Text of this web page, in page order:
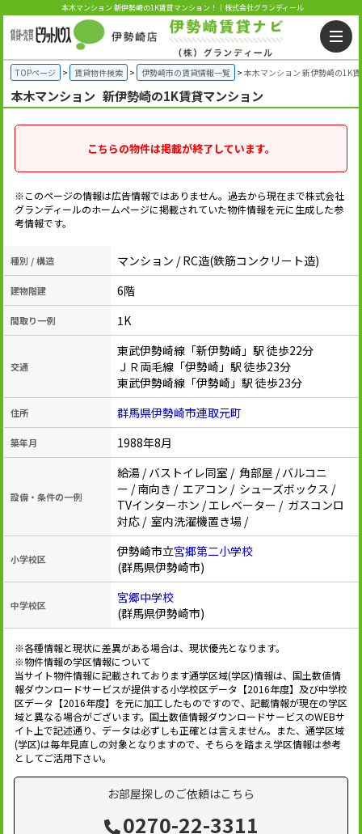
本木マンション 新伊勢崎の1K賃貸マンション！｜株式会社グランディール
TOPページ 賃貸物件検索 伊勢崎市の賃貸情報一覧 本木マンション 新伊勢崎の1K
本木マンション 新伊勢崎の1K賃貸マンション
こちらの物件は掲載が終了しています。
※このページの情報は広告情報ではありません。過去から現在まで株式会社
グランディールのホームぺージに掲載されていた物件情報を元に生成した参
考情報です。
種別 / 構造 マンション / RC造(鉄筋コンクリート造)
建物階建 6階
間取り一例 1K
交通
東武伊勢崎線「新伊勢崎」駅 徒歩22分
ＪＲ両毛線「伊勢崎」駅 徒歩23分
東武伊勢崎線「伊勢崎」駅 徒歩23分
住所 群馬県伊勢崎市連取元町
築年月 1988年8月
設備・条件の一例
給湯 / バストイレ同室 / 角部屋 / バルコニ
ー / 南向き / エアコン / シューズボックス /
TVインターホン / エレベーター / ガスコンロ
対応 / 室内洗濯機置き場 /
小学校区 伊勢崎市立宮郷第二小学校
(群馬県伊勢崎市)
中学校区
宮郷中学校
(群馬県伊勢崎市)
※各種情報と現状に差異がある場合は、現状優先となります。
※物件情報の学区情報について
当サイト物件情報に記載されております通学区域(学区)情報は、国土数値情
報ダウンロードサービスが提供する小学校区データ【2016年度】及び中学校
区データ【2016年度】を元に加工したものですので、記載情報が現在の学区
域と異なる場合がございます。国土数値情報ダウンロードサービスのWEBサ
イト上で記述通り、データは必ずしも正確とは言えません。また、通学区域
(学区)は毎年見直しの対象となりますので、そちらを踏まえ学区情報は参考
としてご活用下さい。
お部屋探しのご依頼はこちら
0270-22-3311